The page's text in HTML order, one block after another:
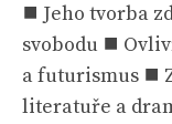
⯀ Jeho tvorba
svobodu ⯀
a futurismus ⯀
literatuře a